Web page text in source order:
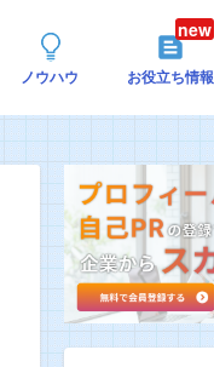
ノウハウ お役立ち情報